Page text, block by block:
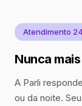
Atendimento
Nunca
A Parli
ou da noite.